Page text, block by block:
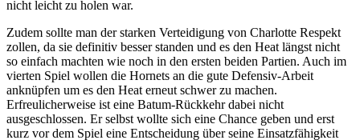
nicht leicht zu holen war.
Zudem sollte man der starken Verteidigung von Charlotte Respekt
zollen, da sie definitiv besser standen und es den Heat längst nicht
so einfach machten wie noch in den ersten beiden Partien. Auch im
vierten Spiel wollen die Hornets an die gute Defensiv-Arbeit
anknüpfen um es den Heat erneut schwer zu machen.
Erfreulicherweise ist eine Batum-Rückkehr dabei nicht
ausgeschlossen. Er selbst wollte sich eine Chance geben und erst
kurz vor dem Spiel eine Entscheidung über seine Einsatzfähigkeit